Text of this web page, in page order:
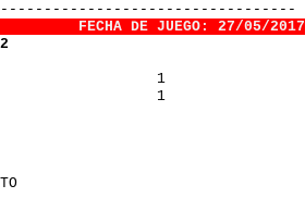
FECHA DE JUEGO: 27/05/2017
1
1
MARIANO
WALTER
ALBERTO